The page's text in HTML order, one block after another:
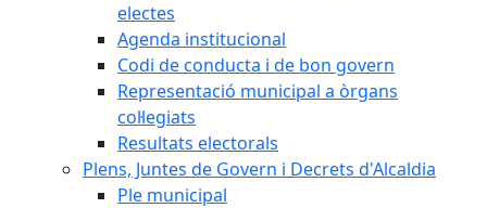
electes
Agenda institucional
Codi de conducta i de bon govern
Representació municipal a òrgans
col·legiats
Resultats electorals
Plens, Juntes de Govern i Decrets d'Alcaldia
Ple municipal